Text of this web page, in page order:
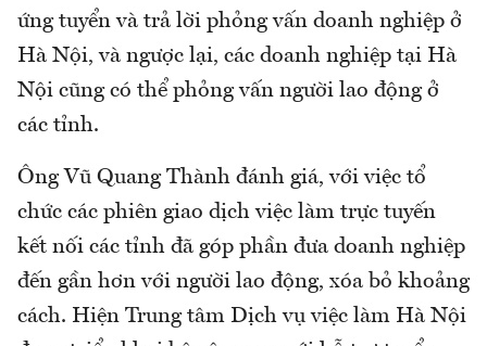
ứng tuyển và trả lời phỏng vấn doanh nghiệp ở
Hà Nội, và ngược lại, các doanh nghiệp tại Hà
Nội cũng có thể phỏng vấn người lao động ở
các tỉnh.
Ông Vũ Quang Thành đánh giá, với việc tổ
chức các phiên giao dịch việc làm trực tuyến
kết nối các tỉnh đã góp phần đưa doanh nghiệp
đến gần hơn với người lao động, xóa bỏ khoảng
cách. Hiện Trung tâm Dịch vụ việc làm Hà Nội